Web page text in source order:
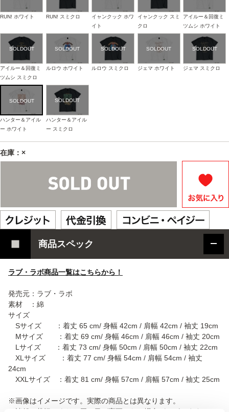
RUN! ホワイト RUN! スミクロ
イャンクック ホワ
イト
イャンクック スミ
クロ
アイルー＆回復ミ
ツムシ ホワイト
アイルー＆回復ミ
ツムシ スミクロ
ルロウ ホワイト ルロウ スミクロ ジェマ ホワイト ジェマ スミクロ
ハンター＆アイル
ー ホワイト
ハンター＆アイル
ー スミクロ
在庫：×
商品スペック
ラブ・ラボ商品一覧はこちらから！
発売元：ラブ・ラボ
素材 ：綿
サイズ
Sサイズ ：着丈 65 cm/ 身幅 42cm / 肩幅 42cm / 袖丈 19cm
Mサイズ ：着丈 69 cm/ 身幅 46cm / 肩幅 46cm / 袖丈 20cm
Lサイズ ：着丈 73 cm/ 身幅 50cm / 肩幅 50cm / 袖丈 22cm
XLサイズ ：着丈 77 cm/ 身幅 54cm / 肩幅 54cm / 袖丈
24cm
XXLサイズ ：着丈 81 cm/ 身幅 57cm / 肩幅 57cm / 袖丈 25cm
※画像はイメージです。実際の商品とは異なります。